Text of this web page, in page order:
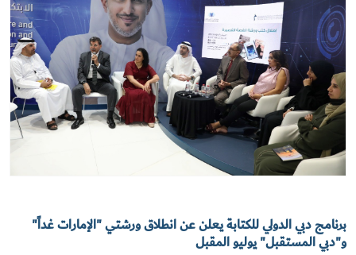
برنامج دبي الدولي للكتابة يعلن عن انطلاق ورشتي "الإمارات غداً"
و"دبي المستقبل" يوليو المقبل